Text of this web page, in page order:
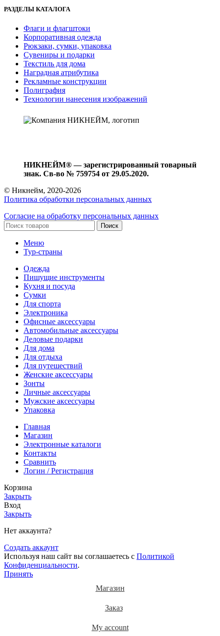
РАЗДЕЛЫ КАТАЛОГА
Флаги и флагштоки
Корпоративная одежда
Рюкзаки, сумки, упаковка
Сувениры и подарки
Текстиль для дома
Наградная атрибутика
Рекламные конструкции
Полиграфия
Технологии нанесения изображений
НИКНЕЙМ® — зарегистрированный товарный
знак. Св-во № 759754 от 29.05.2020.
© Никнейм, 2020-2026
Политика обработки персональных данных
Согласие на обработку персональных данных
Поиск
Меню
Тур-страны
Одежда
Пишущие инструменты
Кухня и посуда
Сумки
Для спорта
Электроника
Офисные аксессуары
Автомобильные аксессуары
Деловые подарки
Для дома
Для отдыха
Для путешествий
Женские аксессуары
Зонты
Личные аксессуары
Мужские аксессуары
Упаковка
Главная
Магазин
Электронные каталоги
Контакты
Сравнить
Логин / Регистрация
Корзина
Закрыть
Вход
Закрыть
Нет аккаунта?
Создать аккаунт
Используя наш сайт вы соглашаетесь с Политикой
Конфиденциальности.
Принять
Магазин
Заказ
My account